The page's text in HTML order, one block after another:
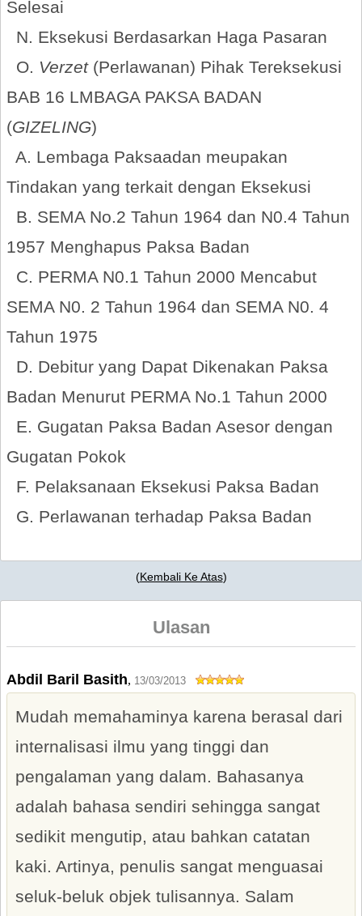
Selesai
N. Eksekusi Berdasarkan Haga Pasaran
O. Verzet(Perlawanan) Pihak Tereksekusi
BAB 16 LMBAGA PAKSA BADAN
(GIZELING)
A. Lembaga Paksaadan meupakan
Tindakan yang terkait dengan Eksekusi
B. SEMA No.2 Tahun 1964 dan N0.4 Tahun
1957 Menghapus Paksa Badan
C. PERMA N0.1 Tahun 2000 Mencabut
SEMA N0. 2 Tahun 1964 dan SEMA N0. 4
Tahun 1975
D. Debitur yang Dapat Dikenakan Paksa
Badan Menurut PERMA No.1 Tahun 2000
E. Gugatan Paksa Badan Asesor dengan
Gugatan Pokok
F. Pelaksanaan Eksekusi Paksa Badan
G. Perlawanan terhadap Paksa Badan
(Kembali Ke Atas)
Ulasan
Abdil Baril Basith, 13/03/2013
Mudah memahaminya karena berasal dari
internalisasi ilmu yang tinggi dan
pengalaman yang dalam. Bahasanya
adalah bahasa sendiri sehingga sangat
sedikit mengutip, atau bahkan catatan
kaki. Artinya, penulis sangat menguasai
seluk-beluk objek tulisannya. Salam